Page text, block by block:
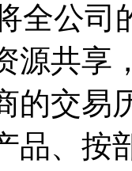
全公司
源共享
的交易
品、按